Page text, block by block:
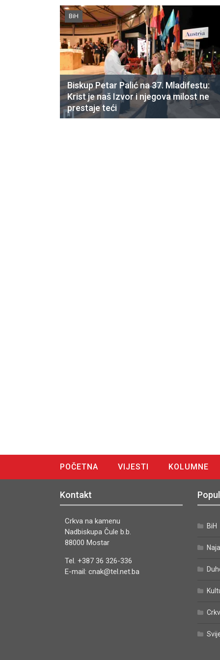
BiH
Biskup Petar Palić na 37. Mladifestu:
Krist je naš Izvor i njegova milost ne
prestaje teći
POČETNA VIJESTI KOLUMNE
Kontakt
Crkva na kamenu
Nadbiskupa Čule b.b.
88000 Mostar
Tel. +387 36 326-336
E-mail: cnak@tel.net.ba
BiH